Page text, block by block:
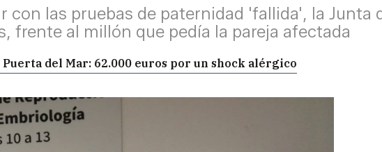
con las pruebas de paternidad 'fallida', la Junta
frente al millón que pedía la pareja afectada
del Mar: 62.000 euros por un shock alérgico